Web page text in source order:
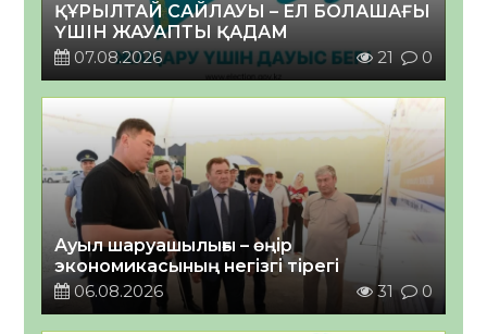
ҚҰРЫЛТАЙ САЙЛАУЫ – ЕЛ БОЛАШАҒЫ
ҮШІН ЖАУАПТЫ ҚАДАМ
07.08.2026
21 0
Ауыл шаруашылығы – өңір
экономикасының негізгі тірегі
06.08.2026
31 0